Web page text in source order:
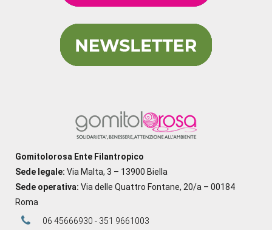
Gomitolorosa Ente Filantropico
Sede legale: Via Malta, 3 – 13900 Biella
Sede operativa: Via delle Quattro Fontane, 20/a – 00184
Roma
06 45666930 - 351 9661003